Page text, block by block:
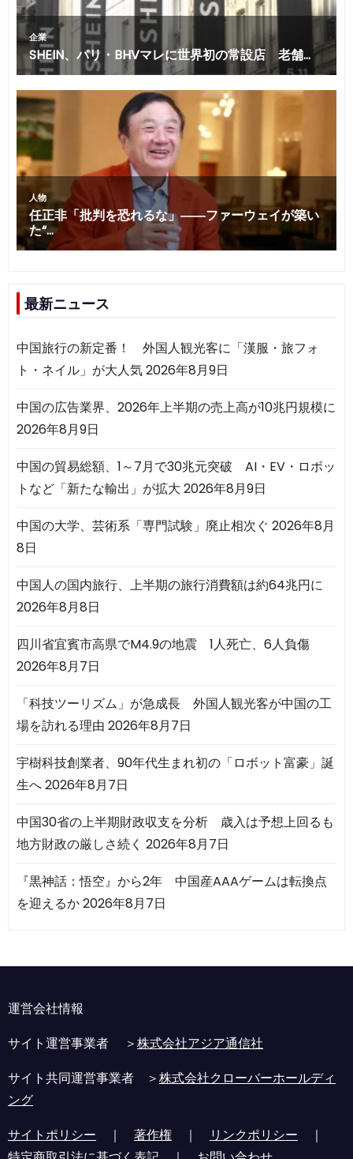
最新ニュース
中国旅行の新定番！ 外国人観光客に「漢服・旅フォ
ト・ネイル」が大人気2026年8月9日
中国の広告業界、2026年上半期の売上高が10兆円規模に
2026年8月9日
中国の貿易総額、1～7月で30兆元突破 AI・EV・ロボッ
トなど「新たな輸出」が拡大 2026年8月9日
中国の大学、芸術系「専門試験」廃止相次ぐ 2026年8月
8日
中国人の国内旅行、上半期の旅行消費額は約64兆円に
2026年8月8日
四川省宜賓市高県でM4.9の地震 1人死亡、6人負傷
2026年8月7日
「科技ツーリズム」が急成長 外国人観光客が中国の工
場を訪れる理由 2026年8月7日
宇樹科技創業者、90年代生まれ初の「ロボット富豪」誕
生へ2026年8月7日
中国30省の上半期財政収支を分析 歳入は予想上回るも
地方財政の厳しさ続く 2026年8月7日
『黒神話：悟空』から2年 中国産AAAゲームは転換点
を迎えるか2026年8月7日
運営会社情報
サイト運営事業者 ＞株式会社アジア通信社
サイト共同運営事業者 ＞株式会社クローバーホールディ
ング
サイトポリシー ｜ 著作権 ｜ リンクポリシー ｜